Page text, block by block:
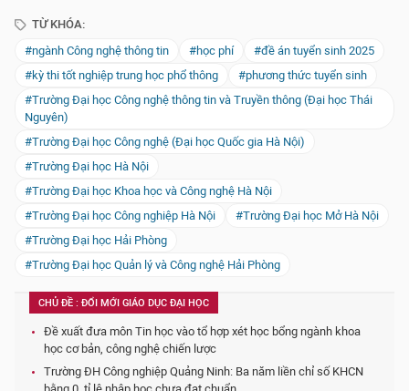
TỪ KHÓA:
#ngành Công nghệ thông tin
#học phí
#đề án tuyển sinh 2025
#kỳ thi tốt nghiệp trung học phổ thông
#phương thức tuyển sinh
#Trường Đại học Công nghệ thông tin và Truyền thông (Đại học Thái
Nguyên)
#Trường Đại học Công nghệ (Đại học Quốc gia Hà Nội)
#Trường Đại học Hà Nội
#Trường Đại học Khoa học và Công nghệ Hà Nội
#Trường Đại học Công nghiệp Hà Nội
#Trường Đại học Mở Hà Nội
#Trường Đại học Hải Phòng
#Trường Đại học Quản lý và Công nghệ Hải Phòng
CHỦ ĐỀ : ĐỔI MỚI GIÁO DỤC ĐẠI HỌC
Đề xuất đưa môn Tin học vào tổ hợp xét học bổng ngành khoa
học cơ bản, công nghệ chiến lược
Trường ĐH Công nghiệp Quảng Ninh: Ba năm liền chỉ số KHCN